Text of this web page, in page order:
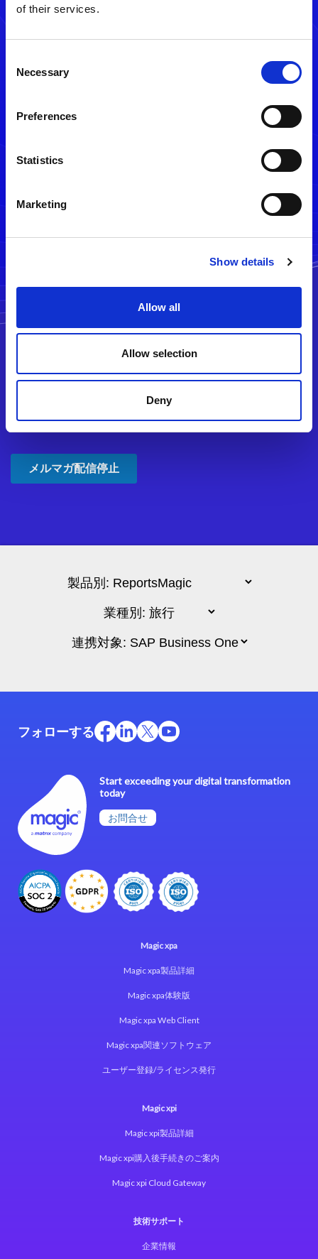
of their services.
Selection
Necessary
Preferences
Statistics
Marketing
Show details
Allow all
Allow selection
Deny
メルマガ配信停止
Start exceeding your digital transformation
today
お問合せ
フォローする
Magic xpa
Magic xpa製品詳細
Magic xpa体験版
Magic xpa Web Client
Magic xpa関連ソフトウェア
ユーザー登録/ライセンス発行
Magic xpi
Magic xpi製品詳細
Magic xpi購入後手続きのご案内
Magic xpi Cloud Gateway
技術サポート
企業情報